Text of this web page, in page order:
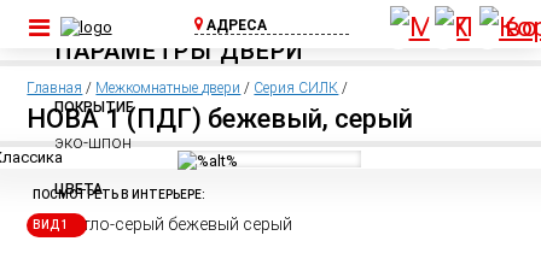
АДРЕСА
ул. Шоссейная, д.
1А, пос. Бугры
(Съезд с КАД)
+7 (812) 640-00-
75
2 этаж
Главная / Межкомнатные двери / Серия СИЛК /
НОВА 1 (ПДГ) бежевый, серый
ПОСМОТРЕТЬ В ИНТЕРЬЕРЕ:
ВИД 1
ПАРАМЕТРЫ ДВЕРИ
ПОКРЫТИЕ
эко-шпон
ЦВЕТА
светло-серый бежевый серый